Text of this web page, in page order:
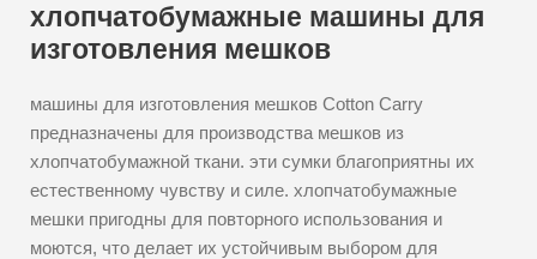
хлопчатобумажные машины для
изготовления мешков
машины для изготовления мешков Cotton Carry
предназначены для производства мешков из
хлопчатобумажной ткани. эти сумки благоприятны их
естественному чувству и силе. хлопчатобумажные
мешки пригодны для повторного использования и
моются, что делает их устойчивым выбором для